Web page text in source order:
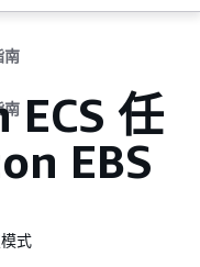
南
南
任
EBS
式